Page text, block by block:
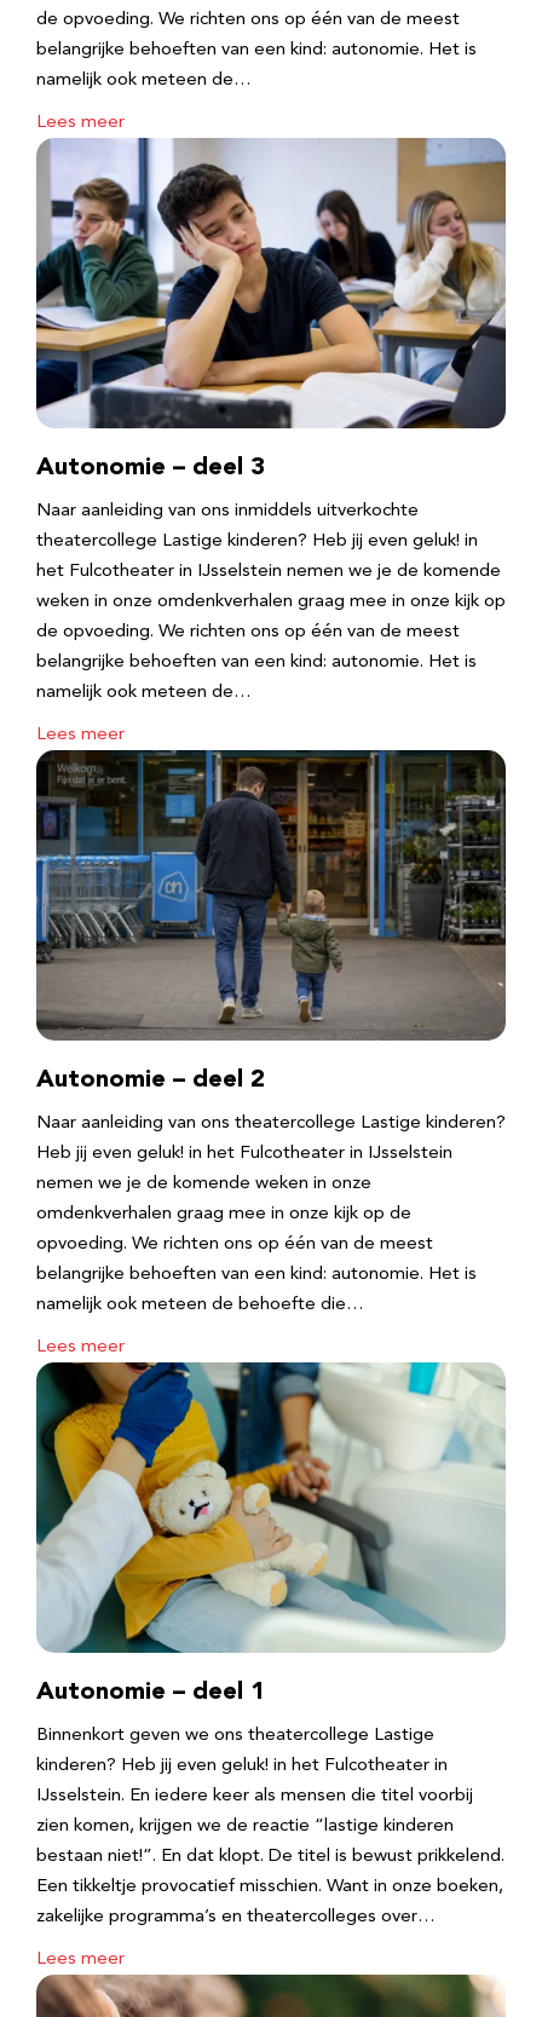
de opvoeding. We richten ons op één van de meest
belangrijke behoeften van een kind: autonomie. Het is
namelijk ook meteen de…
Lees meer
Autonomie – deel 3
Naar aanleiding van ons inmiddels uitverkochte
theatercollege Lastige kinderen? Heb jij even geluk! in
het Fulcotheater in IJsselstein nemen we je de komende
weken in onze omdenkverhalen graag mee in onze kijk op
de opvoeding. We richten ons op één van de meest
belangrijke behoeften van een kind: autonomie. Het is
namelijk ook meteen de…
Lees meer
Autonomie – deel 2
Naar aanleiding van ons theatercollege Lastige kinderen?
Heb jij even geluk! in het Fulcotheater in IJsselstein
nemen we je de komende weken in onze
omdenkverhalen graag mee in onze kijk op de
opvoeding. We richten ons op één van de meest
belangrijke behoeften van een kind: autonomie. Het is
namelijk ook meteen de behoefte die…
Lees meer
Autonomie – deel 1
Binnenkort geven we ons theatercollege Lastige
kinderen? Heb jij even geluk! in het Fulcotheater in
IJsselstein. En iedere keer als mensen die titel voorbij
zien komen, krijgen we de reactie “lastige kinderen
bestaan niet!”. En dat klopt. De titel is bewust prikkelend.
Een tikkeltje provocatief misschien. Want in onze boeken,
zakelijke programma’s en theatercolleges over…
Lees meer